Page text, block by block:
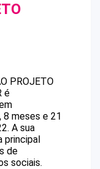
PROJETO
é
8 meses e 21
A sua
principal
de
sociais.